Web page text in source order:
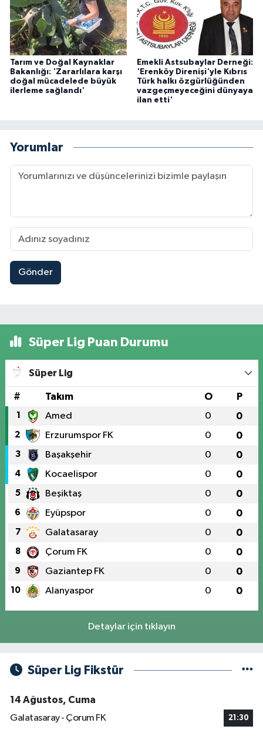
Tarım ve Doğal Kaynaklar
Bakanlığı: 'Zararlılara karşı
doğal mücadelede büyük
ilerleme sağlandı'
Emekli Astsubaylar Derneği:
'Erenköy Direnişi'yle Kıbrıs
Türk halkı özgürlüğünden
vazgeçmeyeceğini dünyaya
ilan etti'
Yorumlar
Gönder
Süper Lig Puan Durumu
Süper Lig
# Takım O P
1 Amed 0 0
2 Erzurumspor FK 0 0
3 Başakşehir 0 0
4 Kocaelispor 0 0
5 Beşiktaş 0 0
6 Eyüpspor 0 0
7 Galatasaray 0 0
8 Çorum FK 0 0
9 Gaziantep FK 0 0
10 Alanyaspor 0 0
Detaylar için tıklayın
Süper Lig Fikstür
14 Ağustos, Cuma
Galatasaray - Çorum FK
21:30